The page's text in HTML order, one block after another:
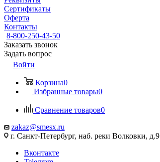
Сертификаты
Оферта
Контакты
8-800-250-43-50
Заказать звонок
Задать вопрос
Войти
Корзина0
Избранные товары0
Сравнение товаров0
zakaz@smesx.ru
г. Санкт-Петербург, наб. реки Волковки, д.9
Вконтакте